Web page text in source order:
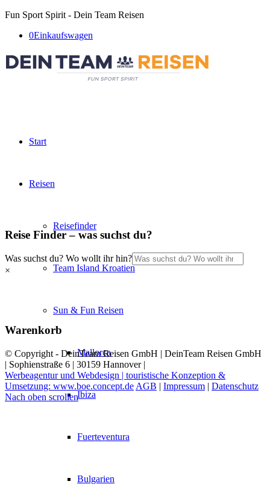
Fun Sport Spirit - Dein Team Reisen
0Einkaufswagen
Start
Reisen
Reisefinder
Team Island Kroatien
Sun & Fun Reisen
Mallorca
Ibiza
Fuerteventura
Bulgarien
Reise Finder – was suchst du?
Was suchst du? Wo wollt ihr hin?
×
Warenkorb
© Copyright - DeinTeam Reisen GmbH | DeinTeam Reisen GmbH
| Sophienstraße 6 | 30159 Hannover |
Werbeagentur und Webdesign | touristische Konzeption &
Umsetzung: www.boe.concept.de AGB | Impressum | Datenschutz
Nach oben scrollen